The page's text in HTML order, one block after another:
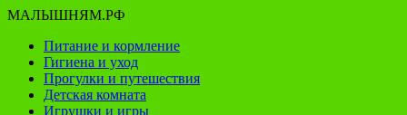
МАЛЫШНЯМ.РФ
Питание и кормление
Гигиена и уход
Прогулки и путешествия
Детская комната
Игрушки и игры